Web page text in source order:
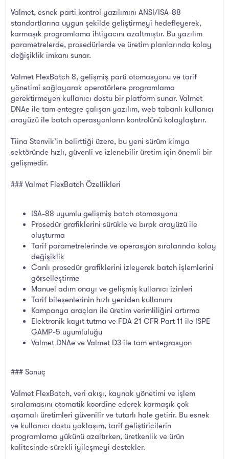
Valmet, esnek parti kontrol yazılımını ANSI/ISA-88
standartlarına uygun şekilde geliştirmeyi hedefleyerek,
karmaşık programlama ihtiyacını azaltmıştır. Bu yazılım
parametrelerde, prosedürlerde ve üretim planlarında kolay
değişiklik imkanı sunar.
Valmet FlexBatch 8, gelişmiş parti otomasyonu ve tarif
yönetimi sağlayarak operatörlere programlama
gerektirmeyen kullanıcı dostu bir platform sunar. Valmet
DNAe ile tam entegre çalışan yazılım, web tabanlı kullanıcı
arayüzü ile batch operasyonların kontrolünü kolaylaştırır.
Tiina Stenvik’in belirttiği üzere, bu yeni sürüm kimya
sektöründe hızlı, güvenli ve izlenebilir üretim için önemli bir
gelişmedir.
### Valmet FlexBatch Özellikleri
ISA-88 uyumlu gelişmiş batch otomasyonu
Prosedür grafiklerini sürükle ve bırak arayüzü ile
oluşturma
Tarif parametrelerinde ve operasyon sıralarında kolay
değişiklik
Canlı prosedür grafiklerini izleyerek batch işlemlerini
görselleştirme
Manuel adım onayı ve gelişmiş kullanıcı izinleri
Tarif bileşenlerinin hızlı yeniden kullanımı
Kampanya araçları ile üretim verimliliğini artırma
Elektronik kayıt tutma ve FDA 21 CFR Part 11 ile ISPE
GAMP-5 uyumluluğu
Valmet DNAe ve Valmet D3 ile tam entegrasyon
### Sonuç
Valmet FlexBatch, veri akışı, kaynak yönetimi ve işlem
sıralamasını otomatik koordine ederek karmaşık çok
aşamalı üretimleri güvenilir ve tutarlı hale getirir. Bu esnek
ve kullanıcı dostu yaklaşım, tarif geliştiricilerin
programlama yükünü azaltırken, üretkenlik ve ürün
kalitesinde sürekli iyileşmeyi destekler.